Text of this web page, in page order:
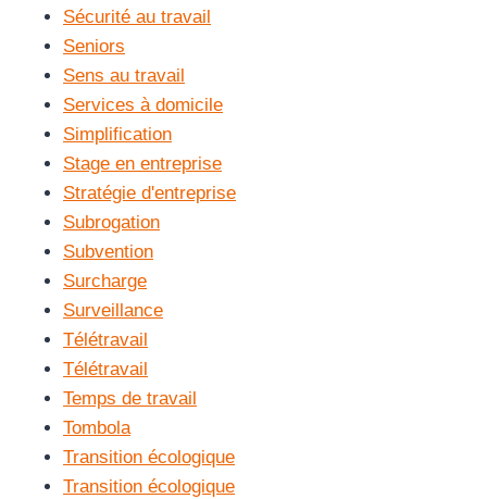
Sécurité au travail
Seniors
Sens au travail
Services à domicile
Simplification
Stage en entreprise
Stratégie d'entreprise
Subrogation
Subvention
Surcharge
Surveillance
Télétravail
Télétravail
Temps de travail
Tombola
Transition écologique
Transition écologique